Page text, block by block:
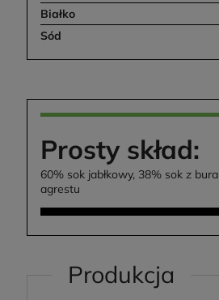
Białko
Sód
Prosty skład:
60% sok jabłkowy, 38% sok z
agrestu
Produkcja